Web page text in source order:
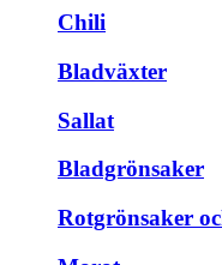
Chili
Bladväxter
Sallat
Bladgrönsaker
Rotgrönsaker